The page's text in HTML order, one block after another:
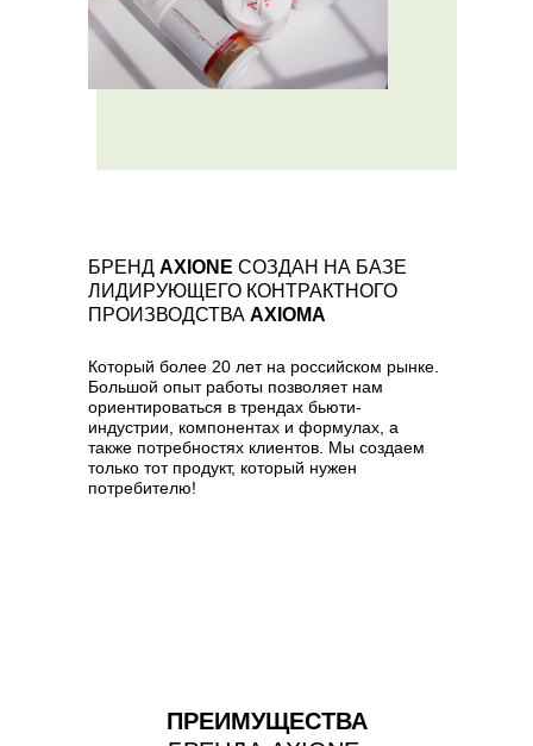
БРЕНД AXIONE СОЗДАН НА БАЗЕ
ЛИДИРУЮЩЕГО КОНТРАКТНОГО
ПРОИЗВОДСТВА AXIOMA
Который более 20 лет на российском рынке.
Большой опыт работы позволяет нам
ориентироваться в трендах бьюти-
индустрии, компонентах и формулах, а
также потребностях клиентов. Мы создаем
только тот продукт, который нужен
потребителю!
ПРЕИМУЩЕСТВА